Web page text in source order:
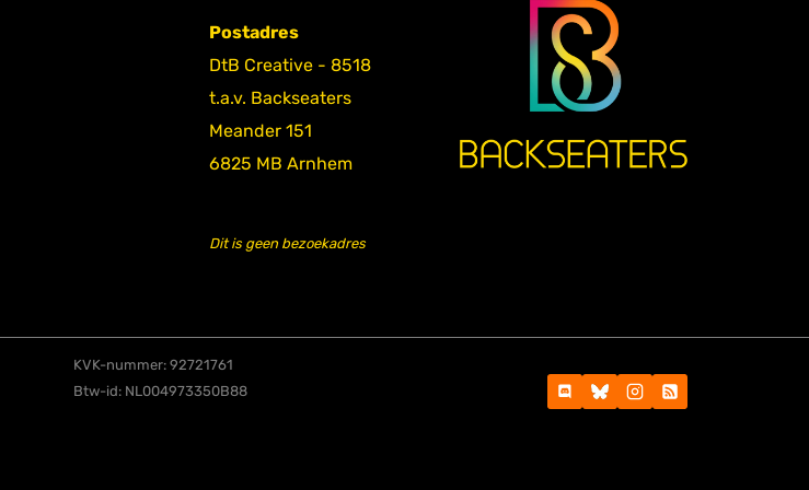
Postadres
DtB Creative - 8518
t.a.v. Backseaters
Meander 151
6825 MB Arnhem
Dit is geen bezoekadres
KVK-nummer: 92721761
Btw-id: NL004973350B88